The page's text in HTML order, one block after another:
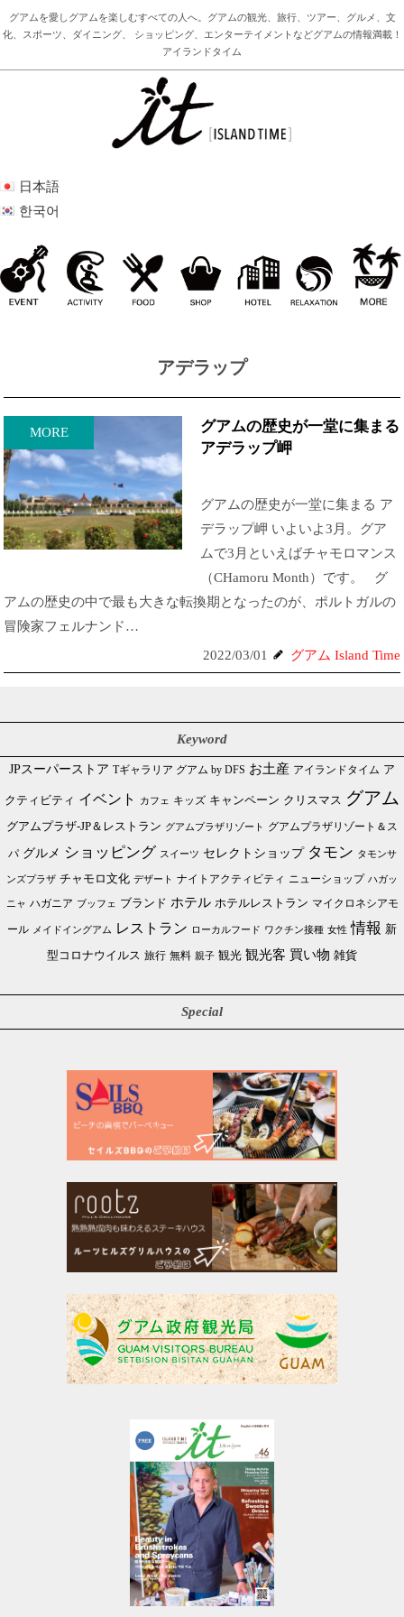
グアムを愛しグアムを楽しむすべての人へ。グアムの観光、旅行、ツアー、グルメ、文
化、スポーツ、ダイニング、 ショッピング、エンターテイメントなどグアムの情報満載！
アイランドタイム
日本語
한국어
アデラップ
MORE
グアムの歴史が一堂に集まる
アデラップ岬
グアムの歴史が一堂に集まる ア
デラップ岬 いよいよ3月。グア
ムで3月といえばチャモロマンス
（CHamoru Month）です。 グ
アムの歴史の中で最も大きな転換期となったのが、ポルトガルの
冒険家フェルナンド…
2022/03/01
グアム Island Time
Keyword
JPスーパーストア Tギャラリア グアム by DFS お土産 アイランドタイム ア
クティビティ イベント カフェ キッズ キャンペーン クリスマス グアム
グアムプラザ-JP＆レストラン グアムプラザリゾート グアムプラザリゾート＆ス
パ グルメ ショッピング スイーツ セレクトショップ タモン タモンサ
ンズプラザ チャモロ文化 デザート ナイトアクティビティ ニューショップ ハガッ
ニャ ハガニア ブッフェ ブランド ホテル ホテルレストラン マイクロネシアモ
ール メイドイングアム レストラン ローカルフード ワクチン接種 女性 情報 新
型コロナウイルス 旅行 無料 親子 観光 観光客 買い物 雑貨
Special